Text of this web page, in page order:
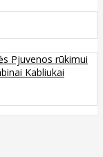
Pjuvenos rūkimui
Kabliukai